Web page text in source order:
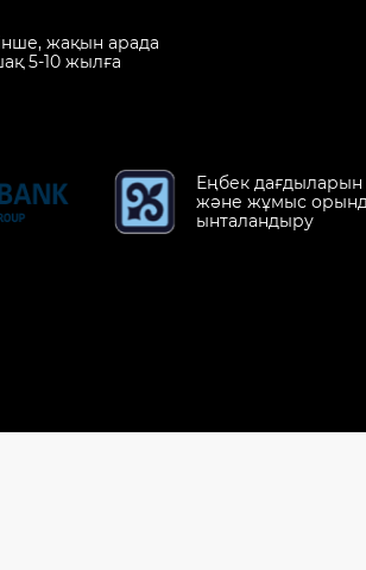
жақын арада
5-10 жылға
Еңбек
және жұмыс
ынталандыру